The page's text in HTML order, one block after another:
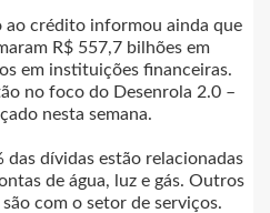
ao crédito informou ainda que
R$ 557,7 bilhões em
em instituições financeiras.
no foco do Desenrola 2.0 –
nesta semana.
das dívidas estão relacionadas
de água, luz e gás. Outros
com o setor de serviços.